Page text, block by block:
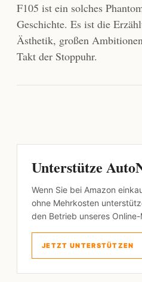
F105 ist ein solches
Geschichte. Es ist die
Ästhetik, großen
Takt der Stoppuhr.
Unterstütze
Wenn Sie bei Amazon
ohne Mehrkosten
den Betrieb unseres
JETZT UNTERSTÜTZEN